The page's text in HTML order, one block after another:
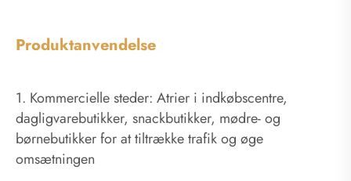
Produktanvendelse
1. Kommercielle steder: Atrier i indkøbscentre,
dagligvarebutikker, snackbutikker, mødre- og
børnebutikker for at tiltrække trafik og øge
omsætningen